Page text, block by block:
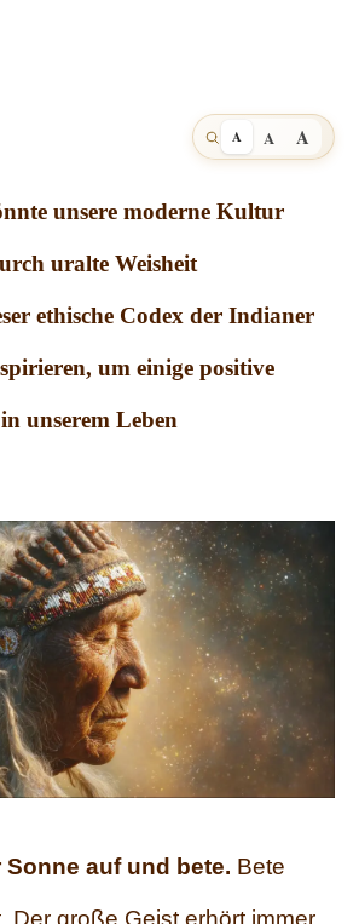
A A A
unsere moderne Kultur
uralte Weisheit
ethische Codex der Indianer
um einige positive
unserem Leben
Sonne auf und bete. Bete
Der große Geist erhört immer